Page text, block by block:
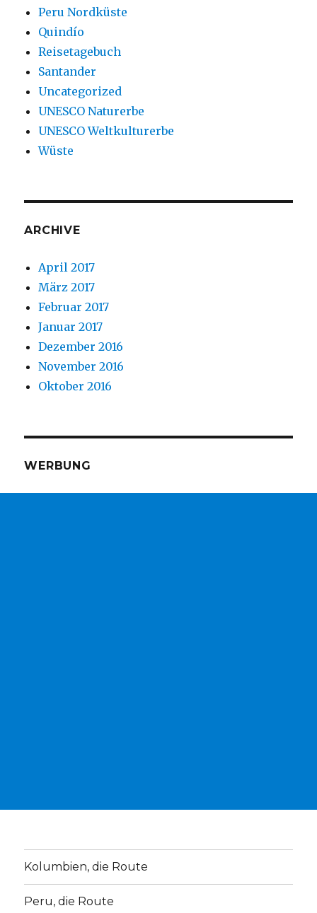
Peru Nordküste
Quindío
Reisetagebuch
Santander
Uncategorized
UNESCO Naturerbe
UNESCO Weltkulturerbe
Wüste
ARCHIVE
April 2017
März 2017
Februar 2017
Januar 2017
Dezember 2016
November 2016
Oktober 2016
WERBUNG
Kolumbien, die Route
Peru, die Route